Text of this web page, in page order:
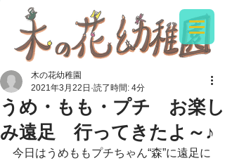
うめ・もも・プチ お楽し
み遠足 行ってきたよ～♪
木の花幼稚園
2021年3月22日 読了時間: 4分
今日はうめももプチちゃん“森”に遠足に